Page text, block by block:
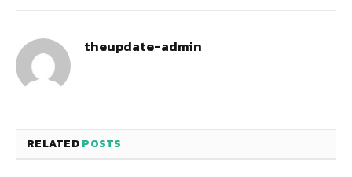
theupdate-admin
RELATEDPOSTS